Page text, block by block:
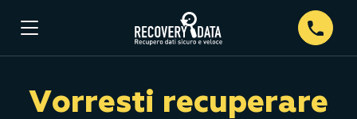
Vorresti recuperare